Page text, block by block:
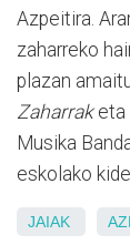
Azpeitira.
zaharreko
plazan
Zaharraketa
Musika
eskolako
JAIAK